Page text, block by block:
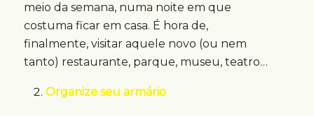
meio da semana, numa noite em que
costuma ficar em casa. É hora de,
finalmente, visitar aquele novo (ou nem
tanto) restaurante, parque, museu, teatro…
Organize seu armário